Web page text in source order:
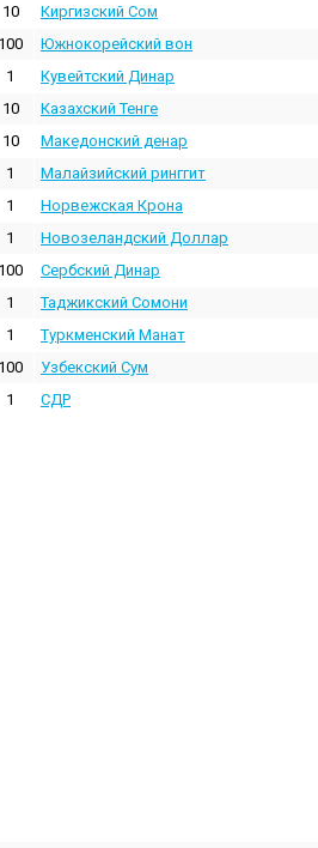
10 Киргизский Сом
100 Южнокорейский вон
1 Кувейтский Динар
10 Казахский Тенге
10 Македонский денар
1 Малайзийский ринггит
1 Норвежская Крона
1 Новозеландский Доллар
100 Сербский Динар
1 Таджикский Сомони
1 Туркменский Манат
100 Узбекский Сум
1 СДР